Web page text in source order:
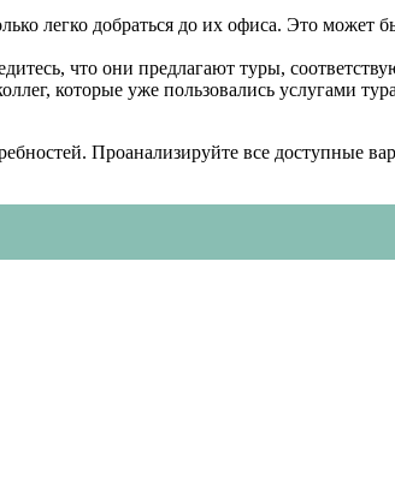
легко добраться до их офиса. Это
что они предлагают туры,
которые уже пользовались услугами
Проанализируйте все доступные